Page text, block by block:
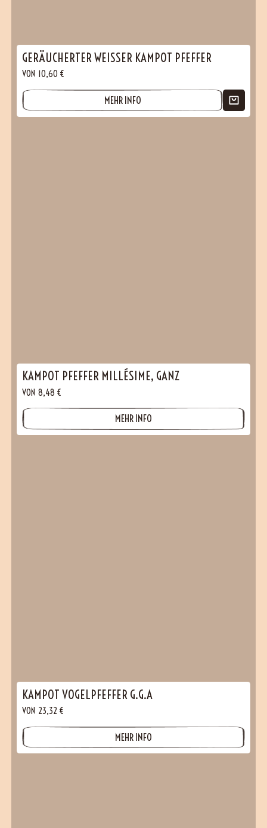
GERÄUCHERTER WEISSER KAMPOT PFEFFER
VON 10,60 €
MEHR INFO
KAMPOT PFEFFER MILLÉSIME, GANZ
VON 8,48 €
MEHR INFO
KAMPOT VOGELPFEFFER G.G.A
VON 23,32 €
MEHR INFO